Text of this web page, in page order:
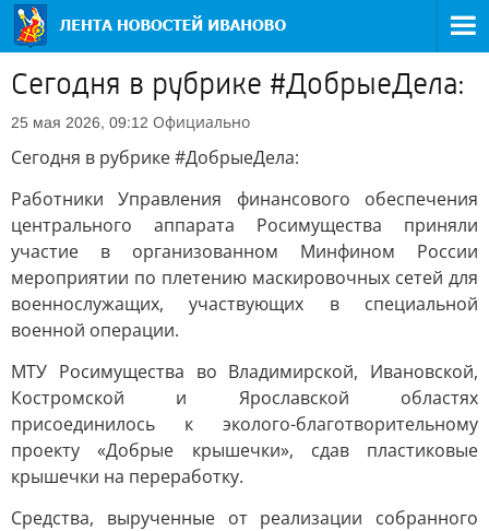
Сегодня в рубрике #ДобрыеДела:
25 мая 2026, 09:12 Официально
Сегодня в рубрике #ДобрыеДела:
Работники Управления финансового обеспечения
центрального аппарата Росимущества приняли
участие в организованном Минфином России
мероприятии по плетению маскировочных сетей для
военнослужащих, участвующих в специальной
военной операции.
МТУ Росимущества во Владимирской, Ивановской,
Костромской и Ярославской областях
присоединилось к эколого-благотворительному
проекту «Добрые крышечки», сдав пластиковые
крышечки на переработку.
Средства, вырученные от реализации собранного